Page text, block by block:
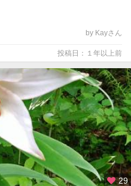
by Kayさん
投稿日：１年以上前
29